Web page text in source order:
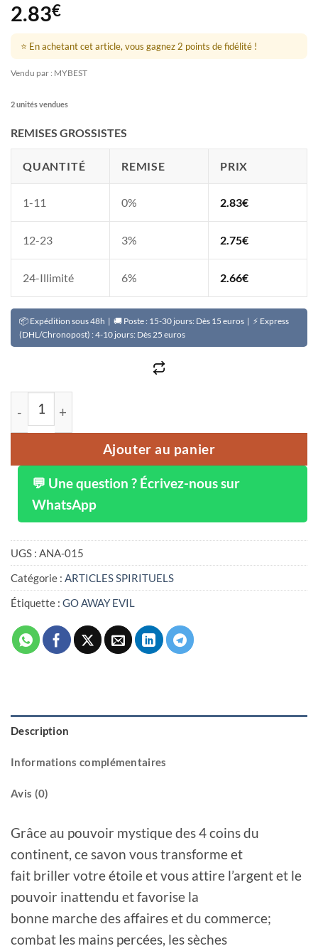
2.83€
⭐ En achetant cet article, vous gagnez 2 points de fidélité !
Vendu par : MYBEST
2 unités vendues
REMISES GROSSISTES
QUANTITÉ REMISE PRIX
1-11 0% 2.83€
12-23 3% 2.75€
24-Illimité 6% 2.66€
📦 Expédition sous 48h | 🚚 Poste : 15-30 jours: Dès 15 euros | ⚡ Express
(DHL/Chronopost) : 4-10 jours: Dès 25 euros
quantité de Savon de désenvoutement GO AWAY EVIL
Ajouter au panier
💬 Une question ? Écrivez-nous sur
WhatsApp
UGS : ANA-015
Catégorie : ARTICLES SPIRITUELS
Étiquette : GO AWAY EVIL
Description
Informations complémentaires
Avis (0)
Grâce au pouvoir mystique des 4 coins du
continent, ce savon vous transforme et
fait briller votre étoile et vous attire l’argent et le
pouvoir inattendu et favorise la
bonne marche des affaires et du commerce;
combat les mains percées, les sèches